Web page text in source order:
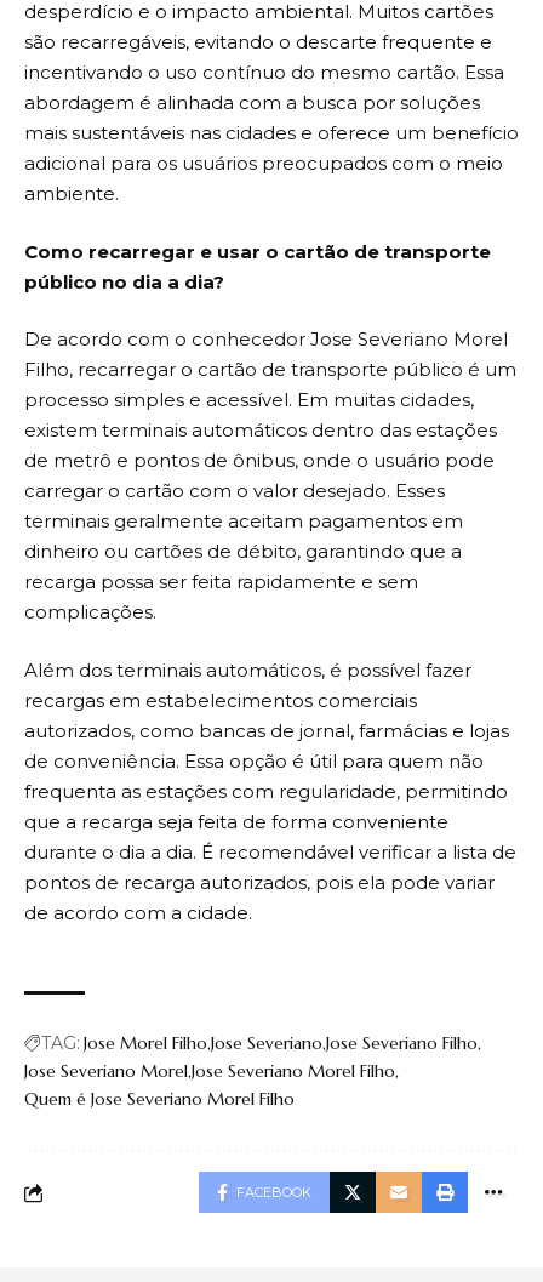
desperdício e o impacto ambiental. Muitos cartões
são recarregáveis, evitando o descarte frequente e
incentivando o uso contínuo do mesmo cartão. Essa
abordagem é alinhada com a busca por soluções
mais sustentáveis nas cidades e oferece um benefício
adicional para os usuários preocupados com o meio
ambiente.
Como recarregar e usar o cartão de transporte
público no dia a dia?
De acordo com o conhecedor Jose Severiano Morel
Filho, recarregar o cartão de transporte público é um
processo simples e acessível. Em muitas cidades,
existem terminais automáticos dentro das estações
de metrô e pontos de ônibus, onde o usuário pode
carregar o cartão com o valor desejado. Esses
terminais geralmente aceitam pagamentos em
dinheiro ou cartões de débito, garantindo que a
recarga possa ser feita rapidamente e sem
complicações.
Além dos terminais automáticos, é possível fazer
recargas em estabelecimentos comerciais
autorizados, como bancas de jornal, farmácias e lojas
de conveniência. Essa opção é útil para quem não
frequenta as estações com regularidade, permitindo
que a recarga seja feita de forma conveniente
durante o dia a dia. É recomendável verificar a lista de
pontos de recarga autorizados, pois ela pode variar
de acordo com a cidade.
TAG: Jose Morel Filho Jose Severiano Jose Severiano Filho
Jose Severiano MorelJose Severiano Morel Filho
Quem é Jose Severiano Morel Filho
FACEBOOK